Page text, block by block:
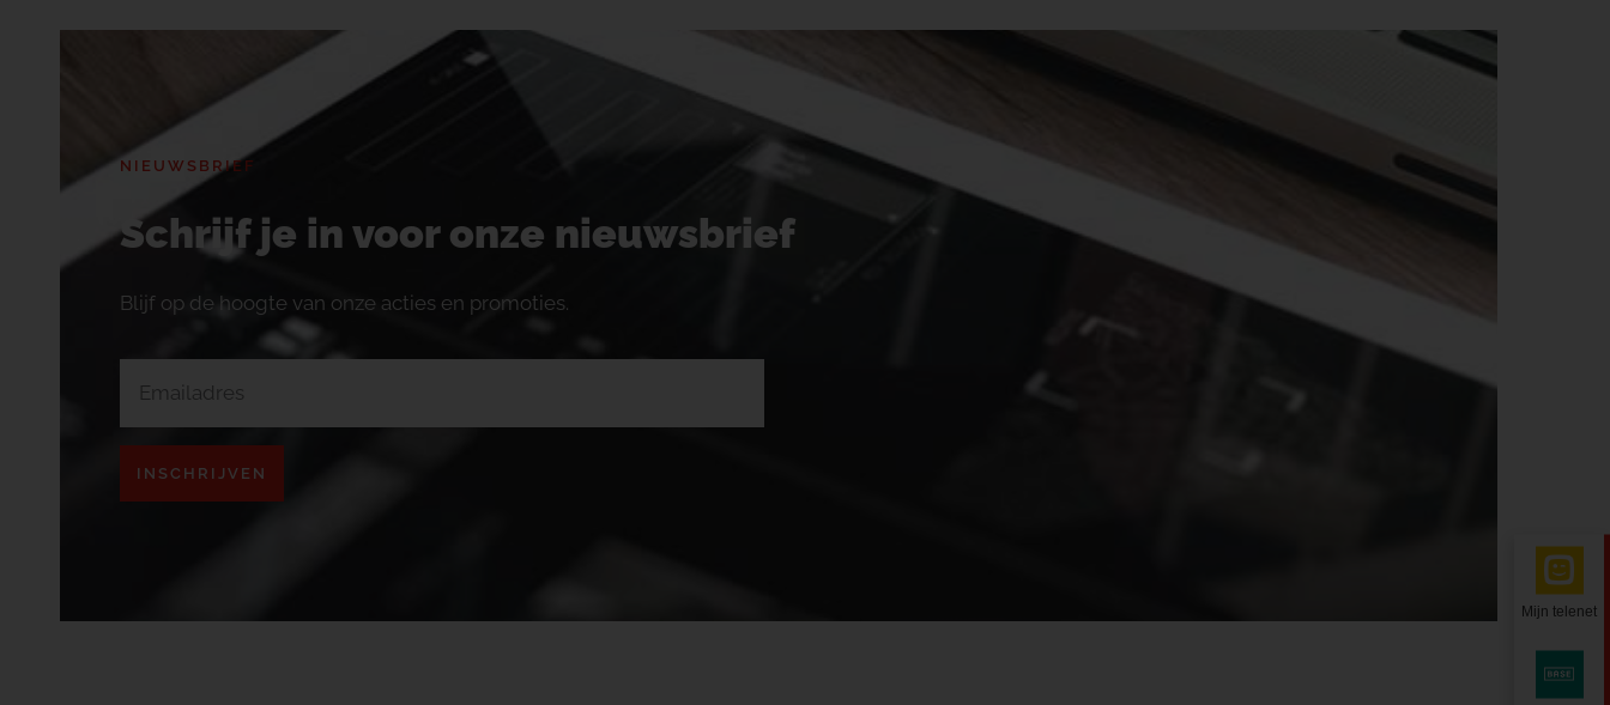
NIEUWSBRIEF
Schrijf je in voor onze nieuwsbrief
Blijf op de hoogte van onze acties en promoties.
INSCHRIJVEN
Mijn telenet